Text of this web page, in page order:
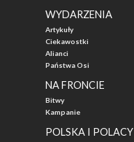
WYDARZENIA
Artykuły
Ciekawostki
Alianci
Państwa Osi
NA FRONCIE
Bitwy
Kampanie
POLSKA I POLACY